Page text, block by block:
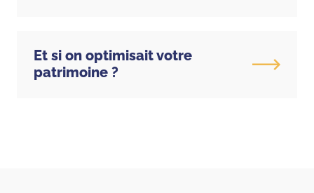
Et si on optimisait votre
patrimoine ?